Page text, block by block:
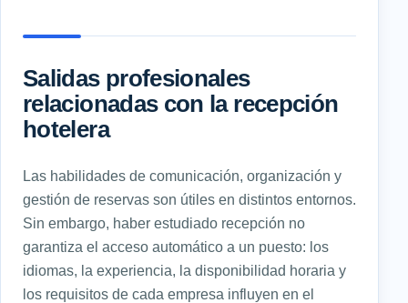
Salidas profesionales
relacionadas con la recepción
hotelera
Las habilidades de comunicación, organización y
gestión de reservas son útiles en distintos entornos.
Sin embargo, haber estudiado recepción no
garantiza el acceso automático a un puesto: los
idiomas, la experiencia, la disponibilidad horaria y
los requisitos de cada empresa influyen en el